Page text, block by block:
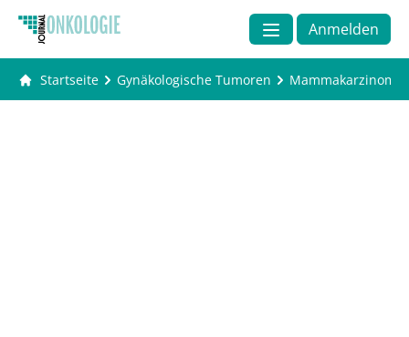
Anmelden
Startseite Gynäkologische Tumoren Mammakarzinom